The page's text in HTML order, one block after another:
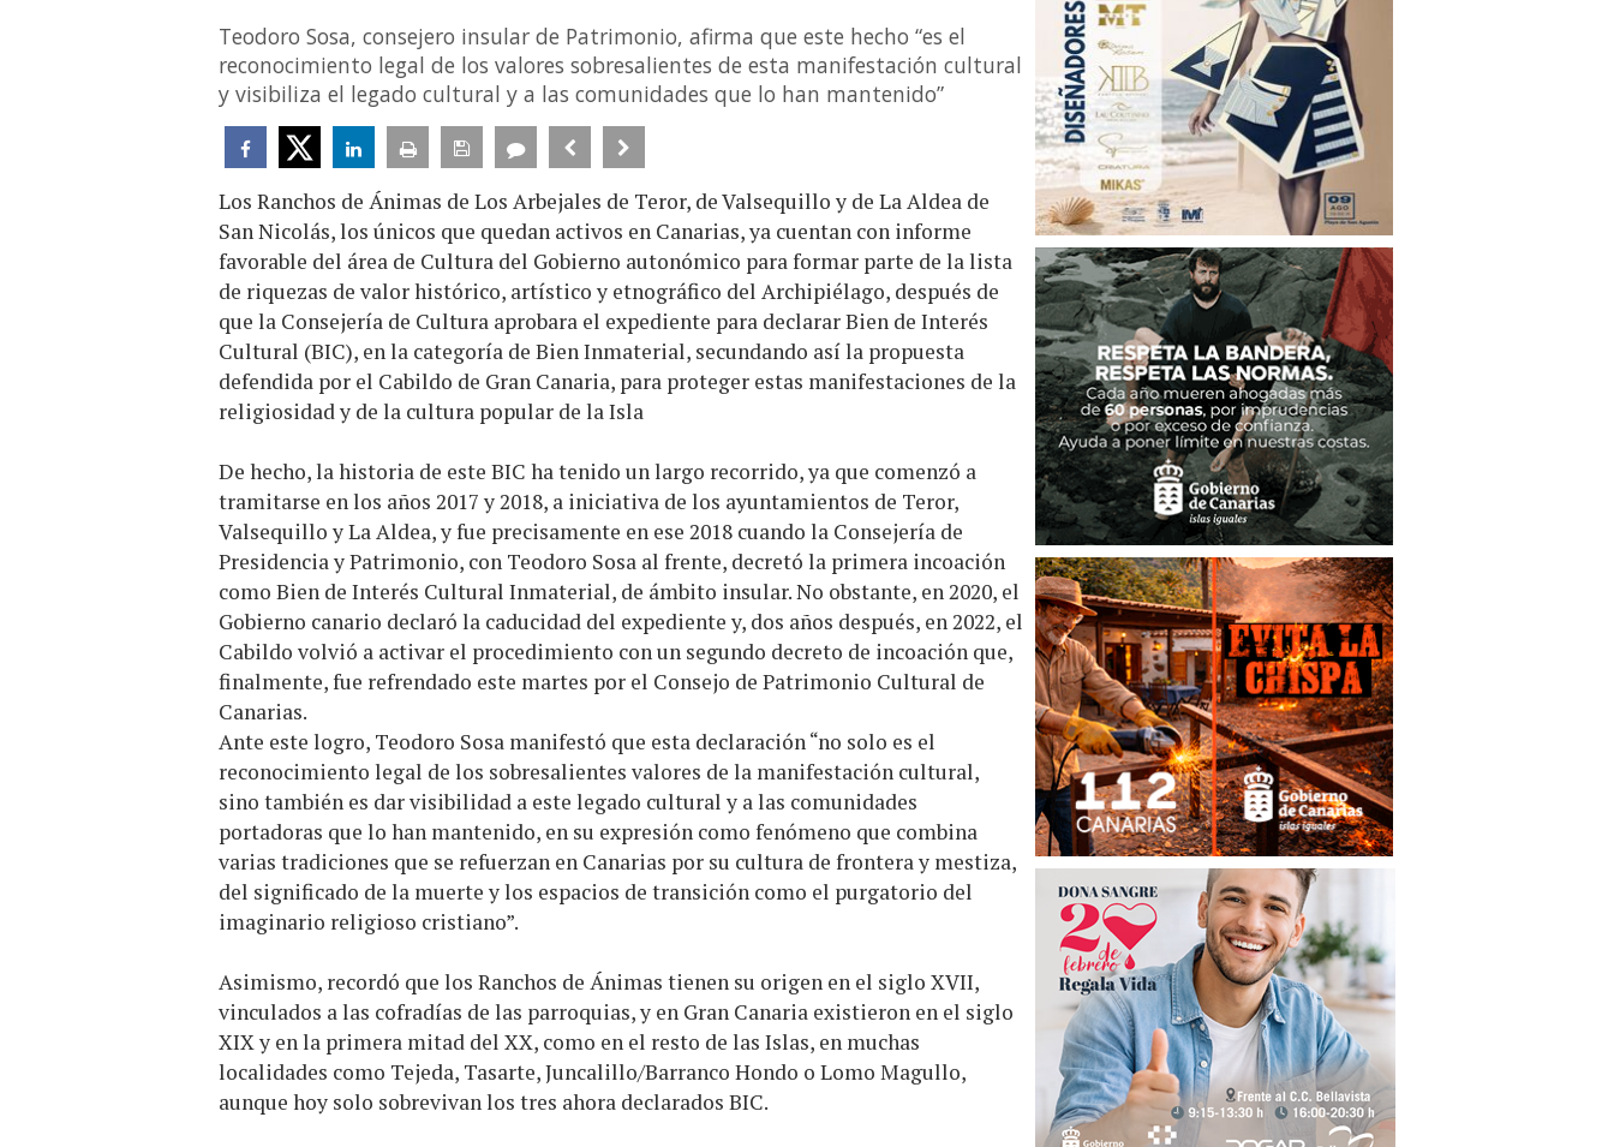
Teodoro Sosa, consejero insular de Patrimonio, afirma que este hecho “es el
reconocimiento legal de los valores sobresalientes de esta manifestación cultural
y visibiliza el legado cultural y a las comunidades que lo han mantenido”
Los Ranchos de Ánimas de Los Arbejales de Teror, de Valsequillo y de La Aldea de
San Nicolás, los únicos que quedan activos en Canarias, ya cuentan con informe
favorable del área de Cultura del Gobierno autonómico para formar parte de la lista
de riquezas de valor histórico, artístico y etnográfico del Archipiélago, después de
que la Consejería de Cultura aprobara el expediente para declarar Bien de Interés
Cultural (BIC), en la categoría de Bien Inmaterial, secundando así la propuesta
defendida por el Cabildo de Gran Canaria, para proteger estas manifestaciones de la
religiosidad y de la cultura popular de la Isla
De hecho, la historia de este BIC ha tenido un largo recorrido, ya que comenzó a
tramitarse en los años 2017 y 2018, a iniciativa de los ayuntamientos de Teror,
Valsequillo y La Aldea, y fue precisamente en ese 2018 cuando la Consejería de
Presidencia y Patrimonio, con Teodoro Sosa al frente, decretó la primera incoación
como Bien de Interés Cultural Inmaterial, de ámbito insular. No obstante, en 2020, el
Gobierno canario declaró la caducidad del expediente y, dos años después, en 2022, el
Cabildo volvió a activar el procedimiento con un segundo decreto de incoación que,
finalmente, fue refrendado este martes por el Consejo de Patrimonio Cultural de
Canarias.
Ante este logro, Teodoro Sosa manifestó que esta declaración “no solo es el
reconocimiento legal de los sobresalientes valores de la manifestación cultural,
sino también es dar visibilidad a este legado cultural y a las comunidades
portadoras que lo han mantenido, en su expresión como fenómeno que combina
varias tradiciones que se refuerzan en Canarias por su cultura de frontera y mestiza,
del significado de la muerte y los espacios de transición como el purgatorio del
imaginario religioso cristiano”.
Asimismo, recordó que los Ranchos de Ánimas tienen su origen en el siglo XVII,
vinculados a las cofradías de las parroquias, y en Gran Canaria existieron en el siglo
XIX y en la primera mitad del XX, como en el resto de las Islas, en muchas
localidades como Tejeda, Tasarte, Juncalillo/Barranco Hondo o Lomo Magullo,
aunque hoy solo sobrevivan los tres ahora declarados BIC.